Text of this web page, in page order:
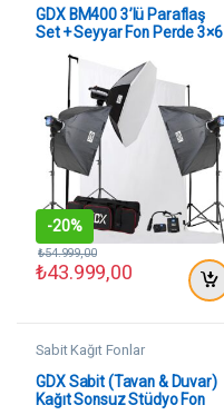
GDX BM400 3’lü Paraflaş
Set + Seyyar Fon Perde 3×6
Metre
-20%
₺43.999,00
₺54.999,00
Sabit Kağıt Fonlar
GDX Sabit (Tavan & Duvar)
Kağıt Sonsuz Stüdyo Fon